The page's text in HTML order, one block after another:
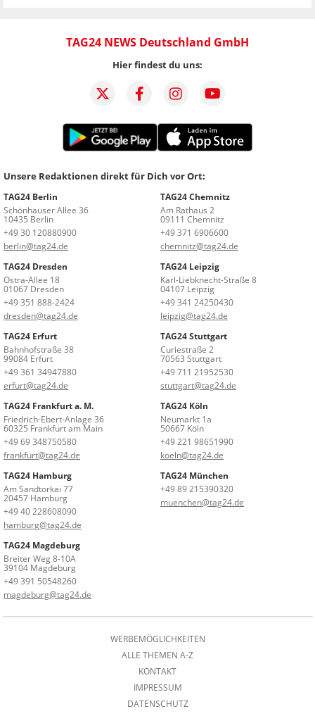
TAG24 NEWS Deutschland GmbH
Hier findest du uns:
Unsere Redaktionen direkt für Dich vor Ort:
TAG24 Berlin
Schönhauser Allee 36
10435 Berlin
+49 30 120880900
berlin@tag24.de
TAG24 Chemnitz
Am Rathaus 2
09111 Chemnitz
+49 371 6906600
chemnitz@tag24.de
TAG24 Dresden
Ostra-Allee 18
01067 Dresden
+49 351 888-2424
dresden@tag24.de
TAG24 Leipzig
Karl-Liebknecht-Straße 8
04107 Leipzig
+49 341 24250430
leipzig@tag24.de
TAG24 Erfurt
Bahnhofstraße 38
99084 Erfurt
+49 361 34947880
erfurt@tag24.de
TAG24 Stuttgart
Curiestraße 2
70563 Stuttgart
+49 711 21952530
stuttgart@tag24.de
TAG24 Frankfurt a. M.
Friedrich-Ebert-Anlage 36
60325 Frankfurt am Main
+49 69 348750580
frankfurt@tag24.de
TAG24 Köln
Neumarkt 1a
50667 Köln
+49 221 98651990
koeln@tag24.de
TAG24 Hamburg
Am Sandtorkai 77
20457 Hamburg
+49 40 228608090
hamburg@tag24.de
TAG24 München
+49 89 215390320
muenchen@tag24.de
TAG24 Magdeburg
Breiter Weg 8-10A
39104 Magdeburg
+49 391 50548260
magdeburg@tag24.de
WERBEMÖGLICHKEITEN
ALLE THEMEN A-Z
KONTAKT
IMPRESSUM
DATENSCHUTZ